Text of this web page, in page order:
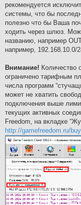
рекомендуется
системы, что бы
полезно что бы Ваша
ходить через шлюз.
названию, например
например, 192.168.10.0/
Внимание! Количество
ограничено тарифным
числа программ
может не хватить
подключения выше
текущих активных
Freedom, на вкладке
http://gamefreedom.ru/